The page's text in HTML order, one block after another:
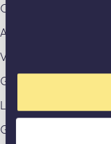
Offerte aanvragen
Afspraak aan huis
Veelgestelde vragen
GewoonZeker
Levering & betaling